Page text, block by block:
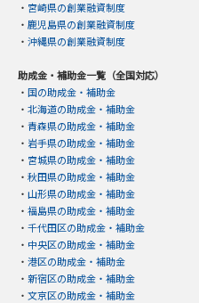
・ 宮崎県の創業融資制度
・ 鹿児島県の創業融資制度
・ 沖縄県の創業融資制度
助成金・補助金一覧（全国対応）
・ 国の助成金・補助金
・ 北海道の助成金・補助金
・ 青森県の助成金・補助金
・ 岩手県の助成金・補助金
・ 宮城県の助成金・補助金
・ 秋田県の助成金・補助金
・ 山形県の助成金・補助金
・ 福島県の助成金・補助金
・ 千代田区の助成金・補助金
・ 中央区の助成金・補助金
・ 港区の助成金・補助金
・ 新宿区の助成金・補助金
・ 文京区の助成金・補助金